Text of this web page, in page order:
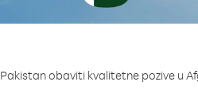
obaviti kvalitetne pozive u